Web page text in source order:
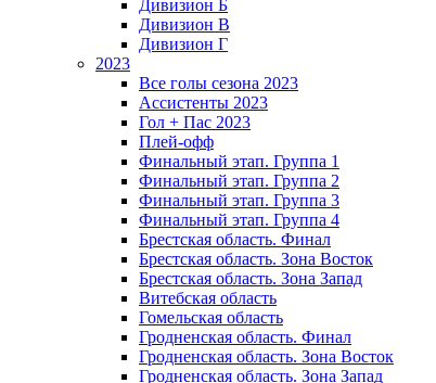
Дивизион Б
Дивизион В
Дивизион Г
2023
Все голы сезона 2023
Ассистенты 2023
Гол + Пас 2023
Плей-офф
Финальный этап. Группа 1
Финальный этап. Группа 2
Финальный этап. Группа 3
Финальный этап. Группа 4
Брестская область. Финал
Брестская область. Зона Восток
Брестская область. Зона Запад
Витебская область
Гомельская область
Гродненская область. Финал
Гродненская область. Зона Восток
Гродненская область. Зона Запад